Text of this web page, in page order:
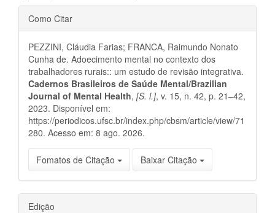
Detalhes
do
artigo
Como Citar
PEZZINI, Cláudia Farias; FRANCA, Raimundo Nonato
Cunha de. Adoecimento mental no contexto dos
trabalhadores rurais:: um estudo de revisão integrativa.
Cadernos Brasileiros de Saúde Mental/Brazilian
Journal of Mental Health, [S. l.], v. 15, n. 42, p. 21–42,
2023. Disponível em:
https://periodicos.ufsc.br/index.php/cbsm/article/view/71
280. Acesso em: 8 ago. 2026.
Fomatos de Citação Baixar Citação
Edição